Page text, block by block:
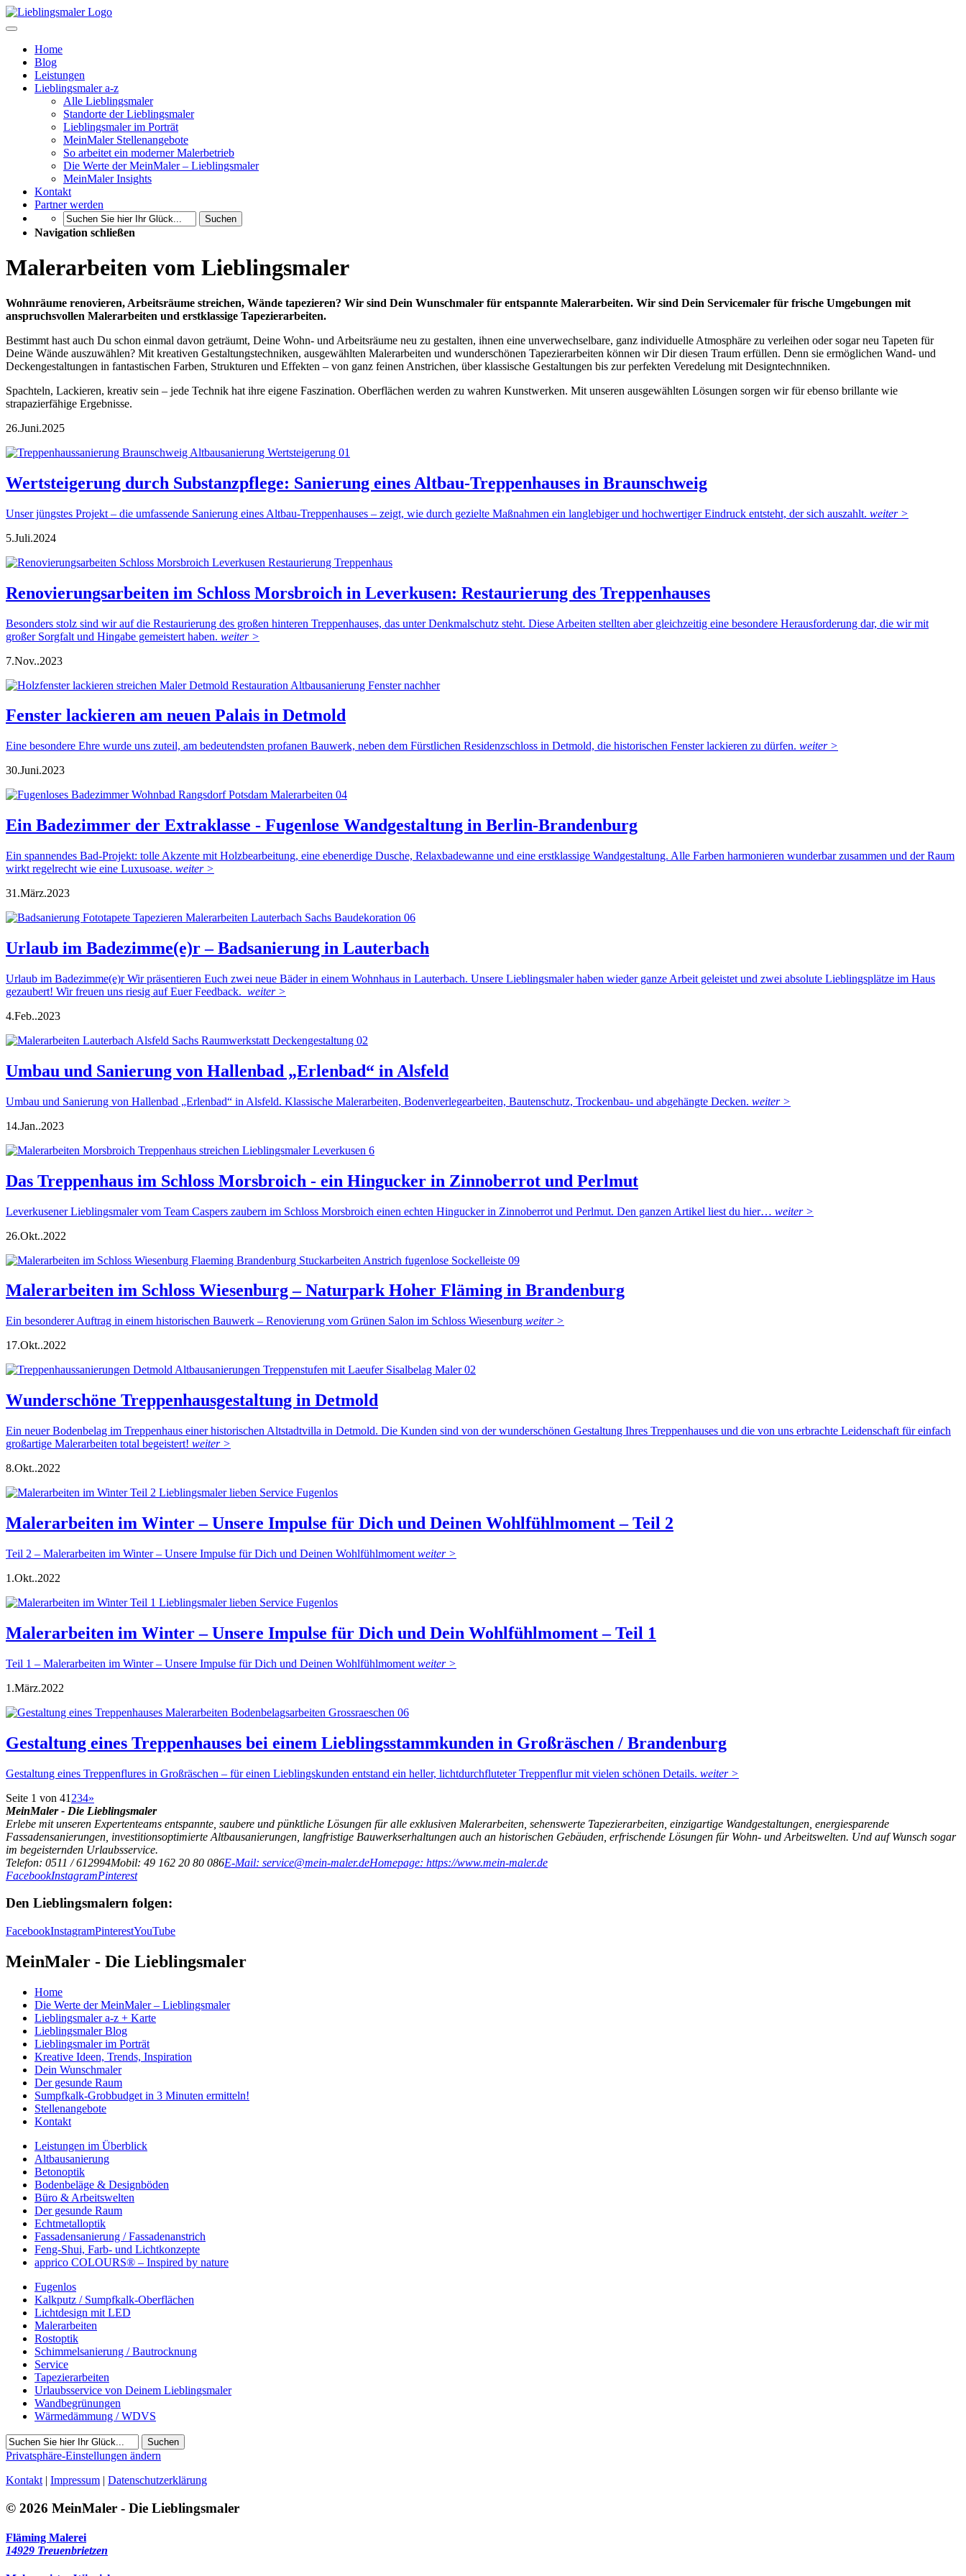
Home
Blog
Leistungen
Lieblingsmaler a-z
Alle Lieblingsmaler
Standorte der Lieblingsmaler
Lieblingsmaler im Porträt
MeinMaler Stellenangebote
So arbeitet ein moderner Malerbetrieb
Die Werte der MeinMaler – Lieblingsmaler
MeinMaler Insights
Kontakt
Partner werden
Suchen
Navigation schließen
Malerarbeiten vom Lieblingsmaler
Wohnräume renovieren, Arbeitsräume streichen, Wände tapezieren? Wir sind Dein Wunschmaler für entspannte Malerarbeiten. Wir sind Dein Servicemaler für frische Umgebungen mit
anspruchsvollen Malerarbeiten und erstklassige Tapezierarbeiten.
Bestimmt hast auch Du schon einmal davon geträumt, Deine Wohn- und Arbeitsräume neu zu gestalten, ihnen eine unverwechselbare, ganz individuelle Atmosphäre zu verleihen oder sogar neu Tapeten für
Deine Wände auszuwählen? Mit kreativen Gestaltungstechniken, ausgewählten Malerarbeiten und wunderschönen Tapezierarbeiten können wir Dir diesen Traum erfüllen. Denn sie ermöglichen Wand- und
Deckengestaltungen in fantastischen Farben, Strukturen und Effekten – von ganz feinen Anstrichen, über klassische Gestaltungen bis zur perfekten Veredelung mit Designtechnniken.
Spachteln, Lackieren, kreativ sein – jede Technik hat ihre eigene Faszination. Oberflächen werden zu wahren Kunstwerken. Mit unseren ausgewählten Lösungen sorgen wir für ebenso brillante wie
strapazierfähige Ergebnisse.
26.Juni.2025
Wertsteigerung durch Substanzpflege: Sanierung eines Altbau-Treppenhauses in Braunschweig
Unser jüngstes Projekt – die umfassende Sanierung eines Altbau-Treppenhauses – zeigt, wie durch gezielte Maßnahmen ein langlebiger und hochwertiger Eindruck entsteht, der sich auszahlt. weiter >
5.Juli.2024
Renovierungsarbeiten im Schloss Morsbroich in Leverkusen: Restaurierung des Treppenhauses
Besonders stolz sind wir auf die Restaurierung des großen hinteren Treppenhauses, das unter Denkmalschutz steht. Diese Arbeiten stellten aber gleichzeitig eine besondere Herausforderung dar, die wir mit
großer Sorgfalt und Hingabe gemeistert haben. weiter >
7.Nov..2023
Fenster lackieren am neuen Palais in Detmold
Eine besondere Ehre wurde uns zuteil, am bedeutendsten profanen Bauwerk, neben dem Fürstlichen Residenzschloss in Detmold, die historischen Fenster lackieren zu dürfen. weiter >
30.Juni.2023
Ein Badezimmer der Extraklasse - Fugenlose Wandgestaltung in Berlin-Brandenburg
Ein spannendes Bad-Projekt: tolle Akzente mit Holzbearbeitung, eine ebenerdige Dusche, Relaxbadewanne und eine erstklassige Wandgestaltung. Alle Farben harmonieren wunderbar zusammen und der Raum
wirkt regelrecht wie eine Luxusoase. weiter >
31.März.2023
Urlaub im Badezimme(e)r – Badsanierung in Lauterbach
Urlaub im Badezimme(e)r Wir präsentieren Euch zwei neue Bäder in einem Wohnhaus in Lauterbach. Unsere Lieblingsmaler haben wieder ganze Arbeit geleistet und zwei absolute Lieblingsplätze im Haus
gezaubert! Wir freuen uns riesig auf Euer Feedback. weiter >
4.Feb..2023
Umbau und Sanierung von Hallenbad „Erlenbad“ in Alsfeld
Umbau und Sanierung von Hallenbad „Erlenbad“ in Alsfeld. Klassische Malerarbeiten, Bodenverlegearbeiten, Bautenschutz, Trockenbau- und abgehängte Decken. weiter >
14.Jan..2023
Das Treppenhaus im Schloss Morsbroich - ein Hingucker in Zinnoberrot und Perlmut
Leverkusener Lieblingsmaler vom Team Caspers zaubern im Schloss Morsbroich einen echten Hingucker in Zinnoberrot und Perlmut. Den ganzen Artikel liest du hier… weiter >
26.Okt..2022
Malerarbeiten im Schloss Wiesenburg – Naturpark Hoher Fläming in Brandenburg
Ein besonderer Auftrag in einem historischen Bauwerk – Renovierung vom Grünen Salon im Schloss Wiesenburg weiter >
17.Okt..2022
Wunderschöne Treppenhausgestaltung in Detmold
Ein neuer Bodenbelag im Treppenhaus einer historischen Altstadtvilla in Detmold. Die Kunden sind von der wunderschönen Gestaltung Ihres Treppenhauses und die von uns erbrachte Leidenschaft für einfach
großartige Malerarbeiten total begeistert! weiter >
8.Okt..2022
Malerarbeiten im Winter – Unsere Impulse für Dich und Deinen Wohlfühlmoment – Teil 2
Teil 2 – Malerarbeiten im Winter – Unsere Impulse für Dich und Deinen Wohlfühlmoment weiter >
1.Okt..2022
Malerarbeiten im Winter – Unsere Impulse für Dich und Dein Wohlfühlmoment – Teil 1
Teil 1 – Malerarbeiten im Winter – Unsere Impulse für Dich und Deinen Wohlfühlmoment weiter >
1.März.2022
Gestaltung eines Treppenhauses bei einem Lieblingsstammkunden in Großräschen / Brandenburg
Gestaltung eines Treppenflures in Großräschen – für einen Lieblingskunden entstand ein heller, lichtdurchfluteter Treppenflur mit vielen schönen Details. weiter >
Seite 1 von 41 234»
MeinMaler - Die Lieblingsmaler
Erlebe mit unseren Expertenteams entspannte, saubere und pünktliche Lösungen für alle exklusiven Malerarbeiten, sehenswerte Tapezierarbeiten, einzigartige Wandgestaltungen, energiesparende
Fassadensanierungen, investitionsoptimierte Altbausanierungen, langfristige Bauwerkserhaltungen auch an historischen Gebäuden, erfrischende Lösungen für Wohn- und Arbeitswelten. Und auf Wunsch sogar
im begeisternden Urlaubsservice.
Telefon: 0511 / 612994Mobil: 49 162 20 80 086E-Mail: service@mein-maler.deHomepage: https://www.mein-maler.de
FacebookInstagramPinterest
Den Lieblingsmalern folgen:
FacebookInstagramPinterestYouTube
MeinMaler - Die Lieblingsmaler
Home
Die Werte der MeinMaler – Lieblingsmaler
Lieblingsmaler a-z + Karte
Lieblingsmaler Blog
Lieblingsmaler im Porträt
Kreative Ideen, Trends, Inspiration
Dein Wunschmaler
Der gesunde Raum
Sumpfkalk-Grobbudget in 3 Minuten ermitteln!
Stellenangebote
Kontakt
Leistungen im Überblick
Altbausanierung
Betonoptik
Bodenbeläge & Designböden
Büro & Arbeitswelten
Der gesunde Raum
Echtmetalloptik
Fassadensanierung / Fassadenanstrich
Feng-Shui, Farb- und Lichtkonzepte
apprico COLOURS® – Inspired by nature
Fugenlos
Kalkputz / Sumpfkalk-Oberflächen
Lichtdesign mit LED
Malerarbeiten
Rostoptik
Schimmelsanierung / Bautrocknung
Service
Tapezierarbeiten
Urlaubsservice von Deinem Lieblingsmaler
Wandbegrünungen
Wärmedämmung / WDVS
Suchen
Privatsphäre-Einstellungen ändern
Kontakt | Impressum | Datenschutzerklärung
© 2026 MeinMaler - Die Lieblingsmaler
Fläming Malerei
14929 Treuenbrietzen